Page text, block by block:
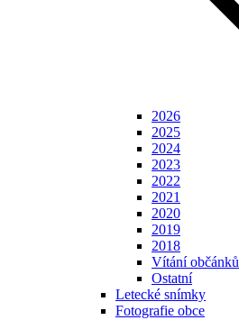
2026
2025
2024
2023
2022
2021
2020
2019
2018
Vítání občánků
Ostatní
Letecké snímky
Fotografie obce